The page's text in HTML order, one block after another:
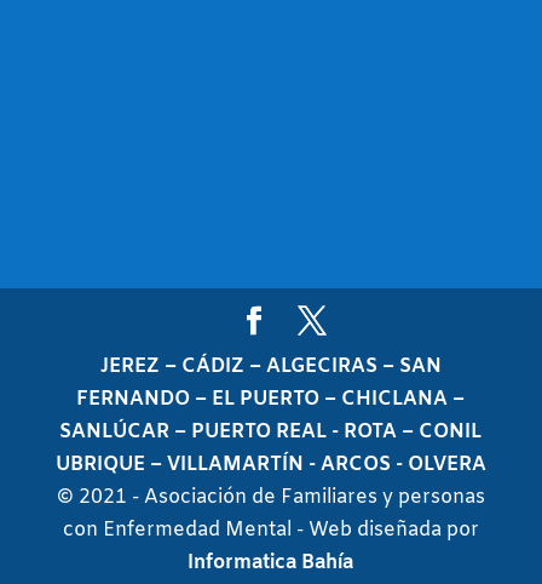
JEREZ – CÁDIZ – ALGECIRAS – SAN
FERNANDO – EL PUERTO – CHICLANA –
SANLÚCAR – PUERTO REAL - ROTA – CONIL
UBRIQUE – VILLAMARTÍN - ARCOS - OLVERA
© 2021 - Asociación de Familiares y personas
con Enfermedad Mental - Web diseñada por
Informatica Bahía